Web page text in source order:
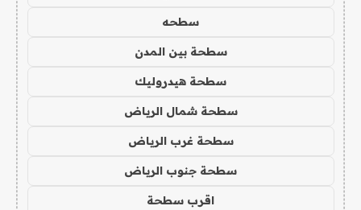
سطحه
سطحة بين المدن
سطحة هيدروليك
سطحة شمال الرياض
سطحة غرب الرياض
سطحة جنوب الرياض
اقرب سطحة